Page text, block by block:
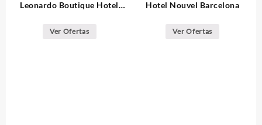
Leonardo Boutique Hotel
Ver Ofertas
Hotel Nouvel Barcelona
Ver Ofertas